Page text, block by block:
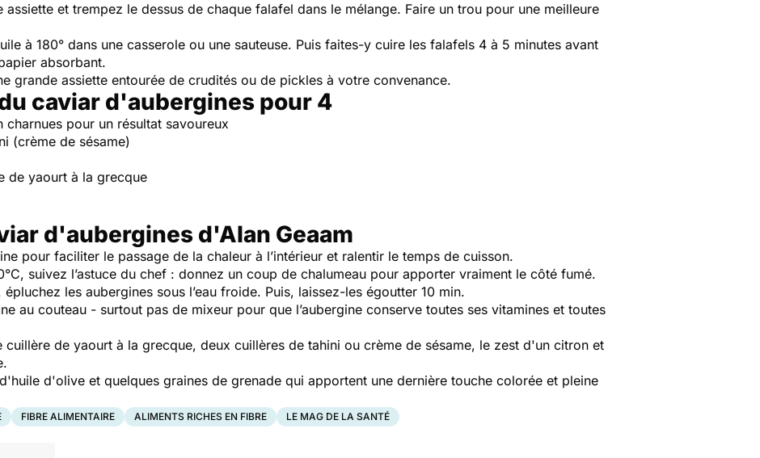
assiette et trempez le dessus de chaque falafel dans le mélange. Faire un trou pour une meilleure
à 180° dans une casserole ou une sauteuse. Puis faites-y cuire les falafels 4 à 5 minutes avant
absorbant.
grande assiette entourée de crudités ou de pickles à votre convenance.
caviar d'aubergines pour 4
charnues pour un résultat savoureux
(crème de sésame)
de yaourt à la grecque
d'aubergines d'Alan Geaam
pour faciliter le passage de la chaleur à l’intérieur et ralentir le temps de cuisson.
suivez l’astuce du chef : donnez un coup de chalumeau pour apporter vraiment le côté fumé.
les aubergines sous l’eau froide. Puis, laissez-les égoutter 10 min.
au couteau - surtout pas de mixeur pour que l’aubergine conserve toutes ses vitamines et toutes
cuillère de yaourt à la grecque, deux cuillères de tahini ou crème de sésame, le zest d'un citron et
d'olive et quelques graines de grenade qui apportent une dernière touche colorée et pleine
FIBRE ALIMENTAIRE ALIMENTS RICHES EN FIBRE LE MAG DE LA SANTÉ